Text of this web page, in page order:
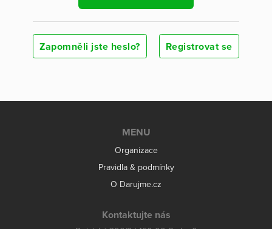
Zapomněli jste heslo? Registrovat se
MENU
Organizace
Pravidla & podmínky
O Darujme.cz
Kontaktujte nás